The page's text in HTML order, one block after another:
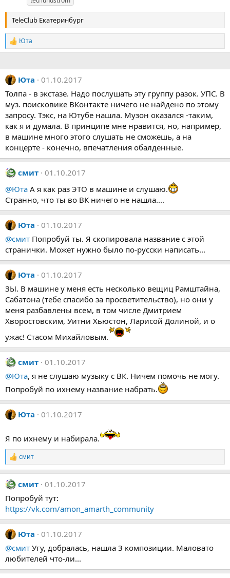
TeleClub Екатеринбург
Р
е
к
ц
и
и
:
Юта
Юта
01.10.2017
Толпа - в экстазе. Надо послушать эту группу разок. УПС. В
муз. поисковике ВКонтакте ничего не найдено по этому
запросу. Тэкс, на Ютубе нашла. Музон оказался -таким,
как я и думала. В принципе мне нравится, но, например,
в машине много этого слушать не сможешь, а на
концерте - конечно, впечатления обалденные.
смит 01.10.2017
@Юта А я как раз ЭТО в машине и слушаю.
Странно, что ты во ВК ничего не нашла....
Юта
01.10.2017
@смит Попробуй ты. Я скопировала название с этой
странички. Может нужно было по-русски написать...
Юта
01.10.2017
ЗЫ. В машине у меня есть несколько вещиц Рамштайна,
Сабатона (тебе спасибо за просветительство), но они у
меня разбавлены всем, в том числе Дмитрием
Хворостовским, Уитни Хьюстон, Ларисой Долиной, и о
ужас! Стасом Михайловым.
смит 01.10.2017
@Юта, я не слушаю музыку с ВК. Ничем помочь не могу.
Попробуй по ихнему название набрать.
Юта 01.10.2017
Я по ихнему и набирала.
Р
е
а
к
и
и
:
смит
смит 01.10.2017
Попробуй тут:
https://vk.com/amon_amarth_community
Юта
01.10.2017
@смит Угу, добралась, нашла 3 композиции. Маловато
любителей что-ли...